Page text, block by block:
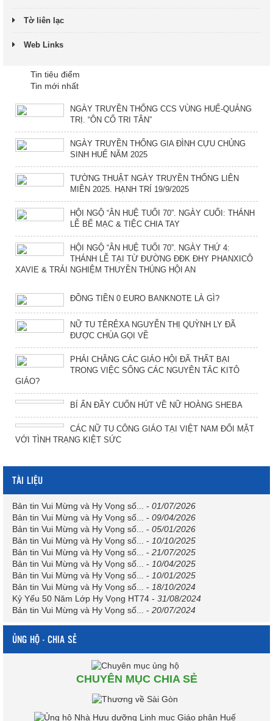
Tờ liên lạc
Web Links
Tin tiêu điểm
Tin mới nhất
NGÀY TRUYỀN THỐNG CCS VÙNG HUẾ-QUẢNG
TRỊ. “ÔN CỐ TRI TÂN”
NGÀY TRUYỀN THỐNG GIA ĐÌNH CỰU CHỦNG
SINH HUẾ NĂM 2025
TƯỜNG THUẬT NGÀY TRUYỀN THỐNG LIÊN
MIỀN 2025. HẠNH TRÍ 19/9/2025
HỘI NGỘ “ÂN HUỆ TUỔI 70”. NGÀY CUỐI: THÁNH
LỄ BẾ MẠC & TIỆC CHIA TAY
HỘI NGỘ “ÂN HUỆ TUỔI 70”. NGÀY THỨ 4:
THÁNH LỄ TẠI TỪ ĐƯỜNG ĐĐK ĐHY PHANXICÔ
XAVIE & TRẢI NGHIỆM THUYỀN THÚNG HỘI AN
ĐỒNG TIỀN 0 EURO BANKNOTE LÀ GÌ?
NỮ TU TÊRÊXA NGUYỄN THỊ QUỲNH LY ĐÃ
ĐƯỢC CHÚA GỌI VỀ
PHẢI CHĂNG CÁC GIÁO HỘI ĐÃ THẤT BẠI
TRONG VIỆC SỐNG CÁC NGUYÊN TẮC KITÔ
GIÁO?
BÍ ẨN ĐẦY CUỐN HÚT VỀ NỮ HOÀNG SHEBA
CÁC NỮ TU CÔNG GIÁO TẠI VIỆT NAM ĐỐI MẶT
VỚI TÌNH TRẠNG KIỆT SỨC
TÀI LIỆU
Bản tin Vui Mừng và Hy Vọng số... - 01/07/2026
Bản tin Vui Mừng và Hy Vọng số...
- 09/04/2026
Bản tin Vui Mừng và Hy Vọng số...
- 05/01/2026
Bản tin Vui Mừng và Hy Vọng số...
- 10/10/2025
Bản tin Vui Mừng và Hy Vọng số...
- 21/07/2025
Bản tin Vui Mừng và Hy Vọng số...
- 10/04/2025
Bản tin Vui Mừng và Hy Vọng số...
- 10/01/2025
Bản tin Vui Mừng và Hy Vọng số...
- 18/10/2024
Kỷ Yếu 50 Năm Lớp Hy Vọng HT74 - 31/08/2024
Bản tin Vui Mừng và Hy Vọng số...
- 20/07/2024
ỦNG HỘ - CHIA SẺ
CHUYÊN MỤC CHIA SẺ